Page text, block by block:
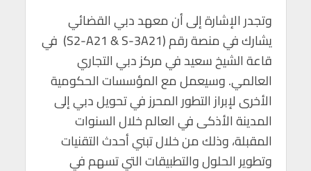
وتجدر الإشارة إلى أن معهد دبي القضائي
يشارك في منصة رقم (S2-A21 & S-3A21) في
قاعة الشيخ سعيد في مركز دبي التجاري
العالمي. وسيعمل مع المؤسسات الحكومية
الأخرى لإبراز التطور المحرز في تحويل دبي إلى
المدينة الأذكى في العالم خلال السنوات
المقبلة، وذلك من خلال تبني أحدث التقنيات
وتطوير الحلول والتطبيقات التي تسهم في